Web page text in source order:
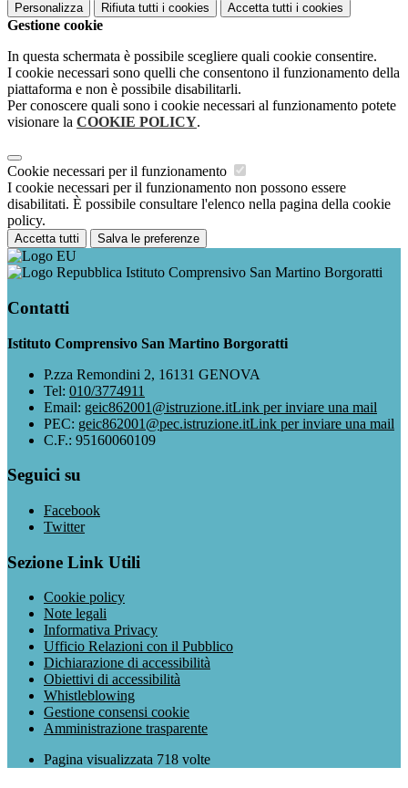
Personalizza Rifiuta tutti i cookies Accetta tutti i cookies
Gestione cookie
In questa schermata è possibile scegliere quali cookie consentire.
I cookie necessari sono quelli che consentono il funzionamento della
piattaforma e non è possibile disabilitarli.
Per conoscere quali sono i cookie necessari al funzionamento potete
visionare la COOKIE POLICY.
Cookie necessari per il funzionamento
I cookie necessari per il funzionamento non possono essere
disabilitati. È possibile consultare l'elenco nella pagina della cookie
policy.
Accetta tutti Salva le preferenze
Istituto Comprensivo San Martino Borgoratti
Contatti
Istituto Comprensivo San Martino Borgoratti
P.zza Remondini 2, 16131 GENOVA
Tel: 010/3774911
Email: geic862001@istruzione.itLink per inviare una mail
PEC: geic862001@pec.istruzione.itLink per inviare una mail
C.F.: 95160060109
Seguici su
Facebook
Twitter
Sezione Link Utili
Cookie policy
Note legali
Informativa Privacy
Ufficio Relazioni con il Pubblico
Dichiarazione di accessibilità
Obiettivi di accessibilità
Whistleblowing
Gestione consensi cookie
Amministrazione trasparente
Pagina visualizzata 718 volte